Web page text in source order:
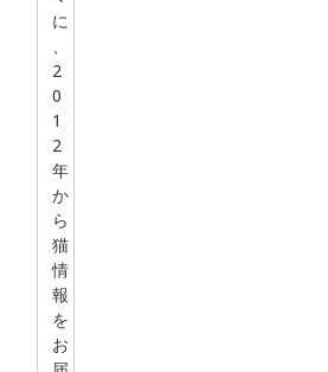
に
、
2
0
1
2
年
か
ら
猫
情
報
を
お